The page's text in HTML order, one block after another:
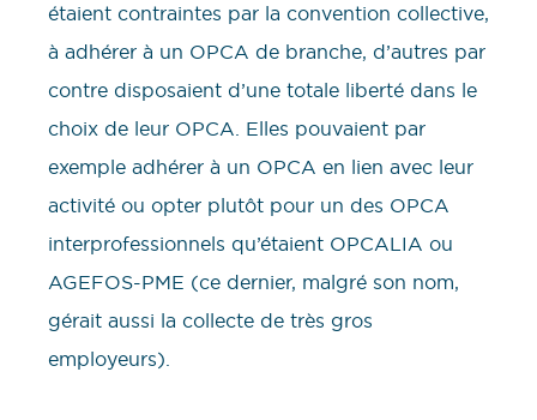
étaient contraintes par la convention collective,
à adhérer à un OPCA de branche, d’autres par
contre disposaient d’une totale liberté dans le
choix de leur OPCA. Elles pouvaient par
exemple adhérer à un OPCA en lien avec leur
activité ou opter plutôt pour un des OPCA
interprofessionnels qu’étaient OPCALIA ou
AGEFOS-PME (ce dernier, malgré son nom,
gérait aussi la collecte de très gros
employeurs).